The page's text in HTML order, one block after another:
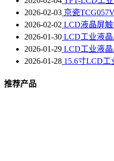
2026-02-03 京瓷
2026-02-02 LCD液晶屏触
2026-01-30 LCD工业液晶
2026-01-29 LCD工业液
2026-01-28 15.6寸LCD工
推荐产品